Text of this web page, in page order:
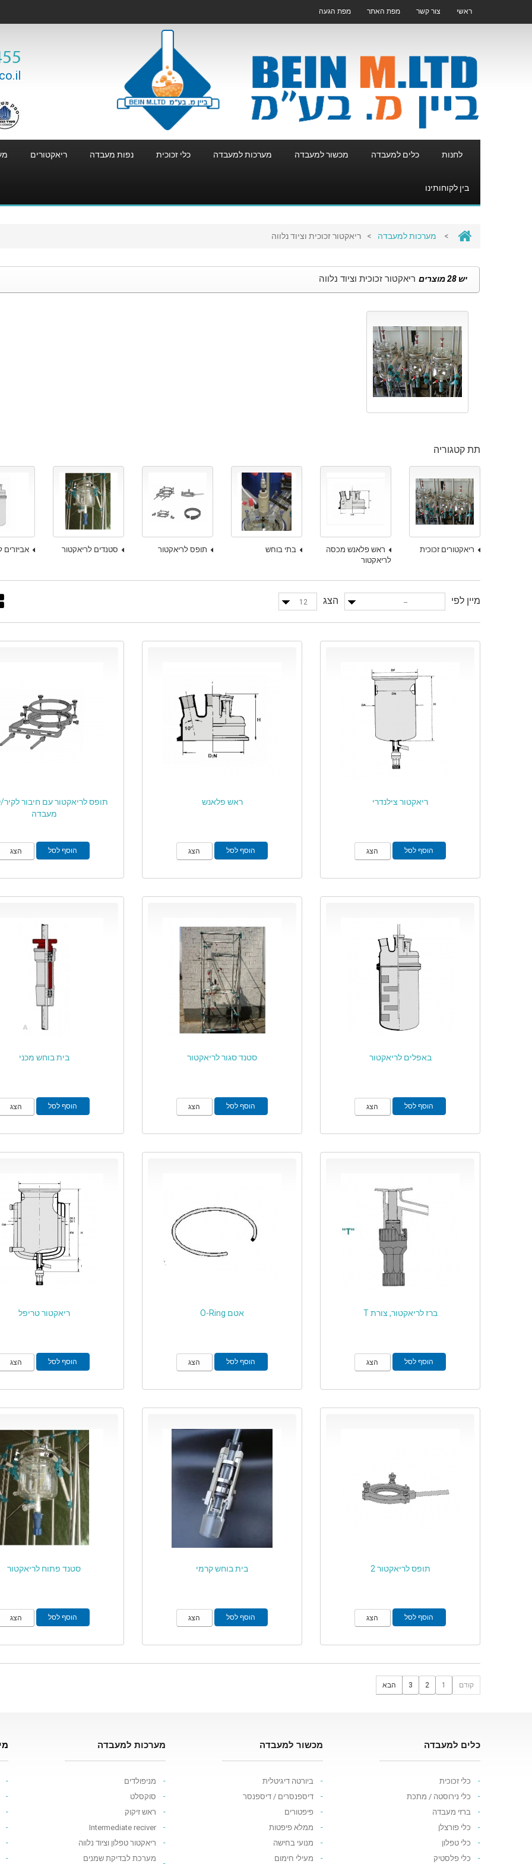
ראשי צור קשר מפת האתר מפת הגעה
לחנות כלים למעבדה מכשור למעבדה מערכות למעבדה כלי זכוכית נפות מעבדה ריאקטורים
בין לקוחותינו
> מערכות למעבדה > ריאקטור זכוכית וציוד נלווה
ריאקטור זכוכית וציוד נלווה יש 28 מוצרים
תת קטגוריה
ריאקטורים זכוכית
ראש פלאנש מכסה
לריאקטור
בתי בוחש תופס לריאקטור סטנדים לריאקטור אביזרים
מיין לפי -- הצג 12
ריאקטור צילנדרי
הוסף לסל הצג
ראש פלאנש
הוסף לסל הצג
תופס לריאקטור עם חיבור
מעבדה
הוסף לסל הצג
באפלים לריאקטור
הוסף לסל הצג
סטנד סגור לריאקטור
הוסף לסל הצג
בית בוחש מכני
הוסף לסל הצג
ברז לריאקטור, צורת T
הוסף לסל הצג
אטם O-Ring
הוסף לסל הצג
ריאקטור טריפל
הוסף לסל הצג
תופס לריאקטור 2
הוסף לסל הצג
בית בוחש קרמי
הוסף לסל הצג
סטנד פתוח לריאקטור
הוסף לסל הצג
קודם 1
2
3 הבא
כלים למעבדה
כלי זכוכית
כלי נירוסטה / מתכת
ברזי מעבדה
כלי פורצלן
כלי טפלון
כלי פלסטיק
מכשור למעבדה
ביורטה דיגיטלית
דיספנסרים / דיספנסר
פיפטורים
ממלא פיפטות
מנועי בחישה
מעילי חימום
מערכות למעבדה
מניפולדים
סוקסלט
ראש זיקוק
Intermediate reciver
ריאקטור טפלון וציוד נלווה
מערכת לבדיקת שמנים